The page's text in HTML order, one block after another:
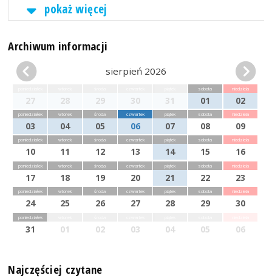
pokaż więcej
Archiwum informacji
sierpień 2026
27 28 29 30 31
sobota
01
niedziela
02
poniedziałek
03
wtorek
04
środa
05
czwartek
06
piątek
07
sobota
08
niedziela
09
poniedziałek
10
wtorek
11
środa
12
czwartek
13
piątek
14
sobota
15
niedziela
16
poniedziałek
17
wtorek
18
środa
19
czwartek
20
piątek
21
sobota
22
niedziela
23
poniedziałek
24
wtorek
25
środa
26
czwartek
27
piątek
28
sobota
29
niedziela
30
poniedziałek
31 01 02 03 04 05 06
Najczęściej czytane